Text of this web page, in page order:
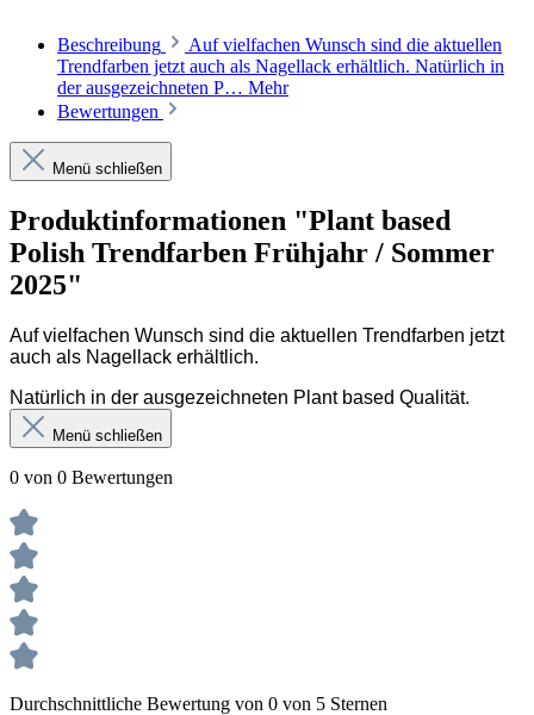
Beschreibung
Auf vielfachen Wunsch sind die aktuellen
Trendfarben jetzt auch als Nagellack erhältlich. Natürlich in
der ausgezeichneten P… Mehr
Bewertungen
Menü schließen
Produktinformationen "Plant based
Polish Trendfarben Frühjahr / Sommer
2025"
Auf vielfachen Wunsch sind die aktuellen Trendfarben jetzt
auch als Nagellack erhältlich.
Natürlich in der ausgezeichneten Plant based Qualität.
Menü schließen
0 von 0 Bewertungen
Durchschnittliche Bewertung von 0 von 5 Sternen